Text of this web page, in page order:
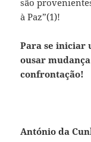
são
à Paz”(1)!
Para se iniciar
ousar
confrontação!
António da